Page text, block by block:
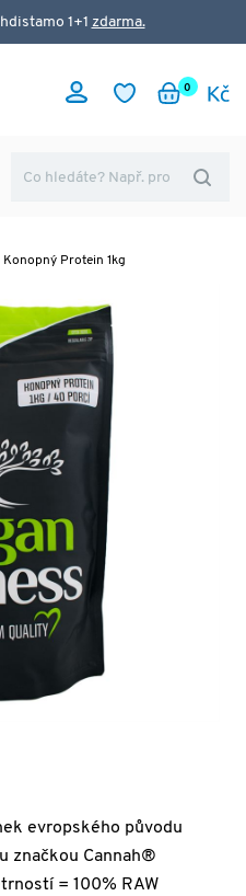
1+1 zdarma.
0
Konopný Protein 1kg
evropského původu
značkou Cannah®
= 100% RAW